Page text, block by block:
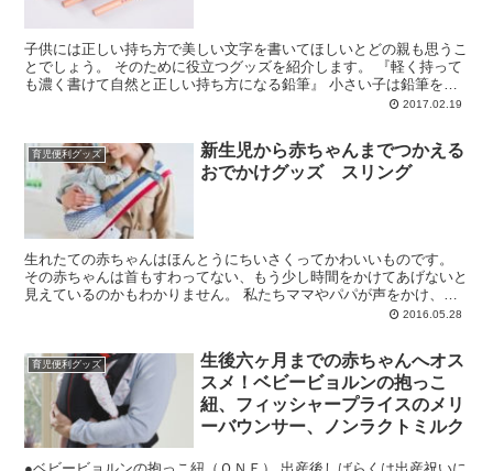
子供には正しい持ち方で美しい文字を書いてほしいとどの親も思うこ
とでしょう。 そのために役立つグッズを紹介します。 『軽く持って
も濃く書けて自然と正しい持ち方になる鉛筆』 小さい子は鉛筆を握
2017.02.19
育児便利グッズ
新生児から赤ちゃんまでつかえる
おでかけグッズ スリング
生れたての赤ちゃんはほんとうにちいさくってかわいいものです。
その赤ちゃんは首もすわってない、もう少し時間をかけてあげないと
見えているのかもわかりません。 私たちママやパパが声をかけ、や
2016.05.28
育児便利グッズ
生後六ヶ月までの赤ちゃんへオス
スメ！ベビービョルンの抱っこ
紐、フィッシャープライスのメリ
ーバウンサー、ノンラクトミルク